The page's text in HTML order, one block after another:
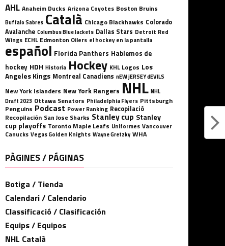
AHL Anaheim Ducks Arizona Coyotes Boston Bruins
Buffalo Sabres Català Chicago Blackhawks Colorado
Avalanche Columbus Blue Jackets Dallas Stars Detroit Red
Wings ECHL Edmonton Oilers el hockey en la pantalla
español Florida Panthers Hablemos de
hockey HDH Historia Hockey KHL Logos Los
Angeles Kings Montreal Canadiens nEW jERSEY dEVILS
New York Islanders New York Rangers NHL NHL
Draft 2023 Ottawa Senators Philadelphia Flyers Pittsburgh
Penguins Podcast Power Ranking Recopilació
Recopilación San Jose Sharks Stanley cup Stanley
cup playoffs Toronto Maple Leafs Uniformes Vancouver
Canucks Vegas Golden Knights Wayne Gretzky WHA
PÀGINES / PÁGINAS
Botiga / Tienda
Calendari / Calendario
Classificació / Clasificación
Equips / Equipos
NHL Català